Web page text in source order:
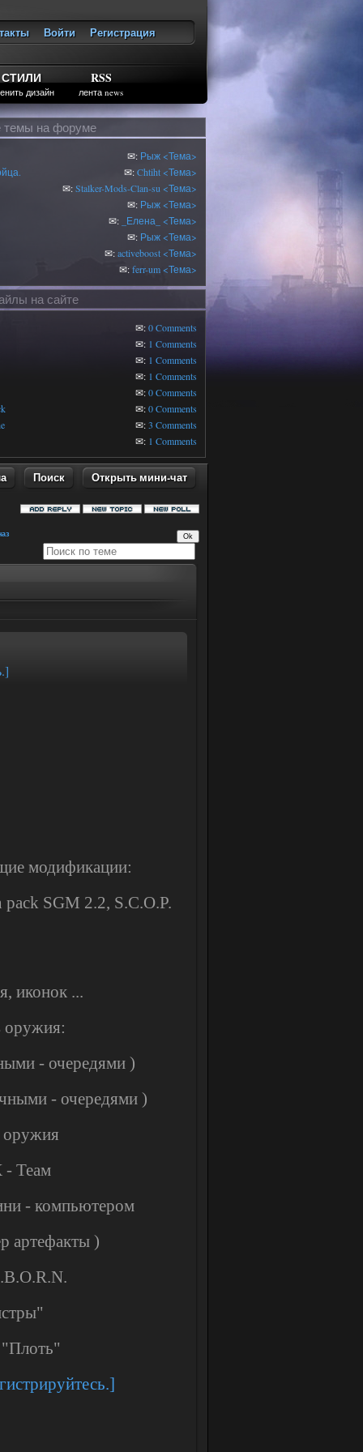
Войти
Регистрация
СТИЛИ
дизайн
RSS
лента news
темы на форуме
✉: Рыж <Тема>
✉:Chtiht <Тема>
✉:Stalker-Mods-Clan-su <Тема>
✉: Рыж <Тема>
✉: _Елена_
<Тема>
✉: Рыж <Тема>
✉:activeboost <Тема>
✉:ferr-um <Тема>
на сайте
✉:0 Comments
✉: 1 Comments
✉: 1 Comments
✉: 1 Comments
✉:0 Comments
✉:0 Comments
✉:3 Comments
✉: 1 Comments
Поиск Открыть мини-чат
модификации:
SGM 2.2, S.C.O.P.
иконок ...
оружия:
- очередями )
- очередями )
оружия
Теам
- компьютером
артефакты )
"Плоть"